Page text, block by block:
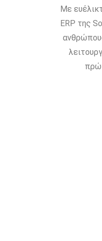
Με
ERP της